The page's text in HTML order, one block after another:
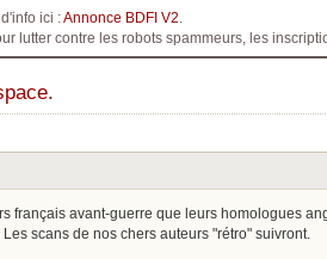
ici :Annonce BDFI V2
lutter contre les robots spammeurs, les
français avant-guerre que leurs homologues
scans de nos chers auteurs "rétro" suivront.